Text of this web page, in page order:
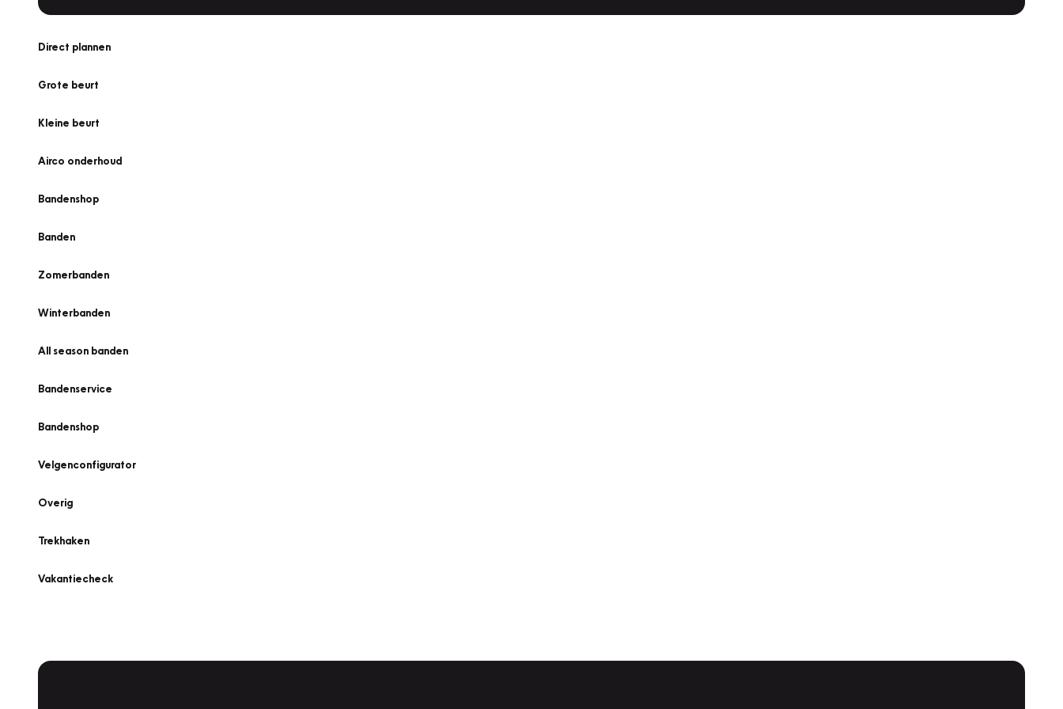
Direct plannen
Grote beurt
Kleine beurt
Airco onderhoud
Bandenshop
Banden
Zomerbanden
Winterbanden
All season banden
Bandenservice
Bandenshop
Velgenconfigurator
Overig
Trekhaken
Vakantiecheck